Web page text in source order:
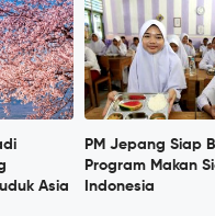
Asia
PM Jepang Siap
Program Makan
Indonesia